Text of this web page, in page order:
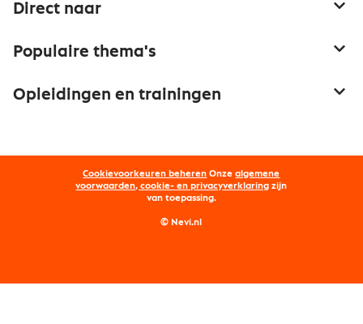
Direct naar
Netwerk en communities
Word lid van Nevi
Nevi PMI®
Populaire thema's
Onderhandelen
Opleidingen en trainingen
Opleidingen
Maatwerk
Cookievoorkeuren beheren Onzealgemene
voorwaarden, cookie- en privacyverklaring zijn
van toepassing.
© Nevi.nl